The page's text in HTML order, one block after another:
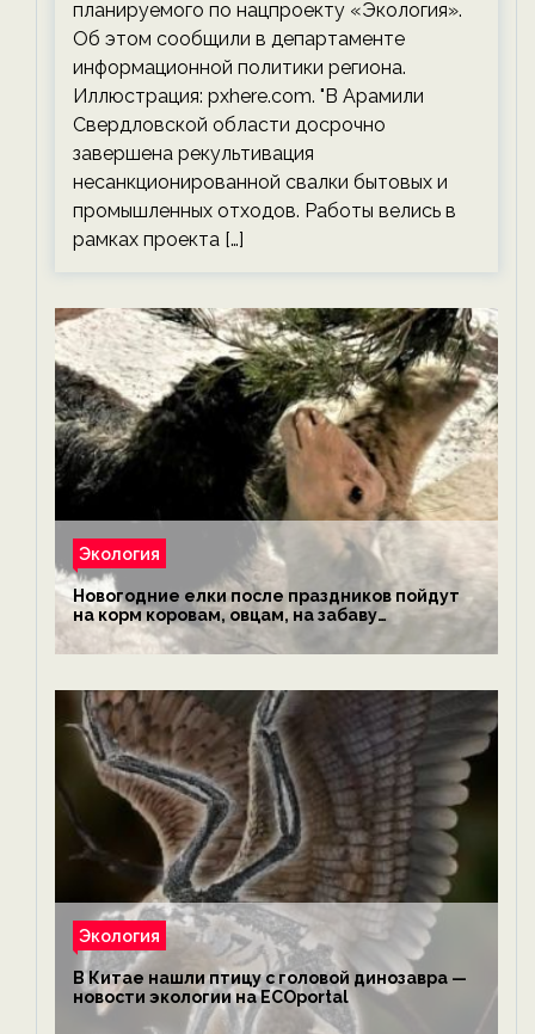
планируемого по нацпроекту «Экология».
Об этом сообщили в департаменте
информационной политики региона.
Иллюстрация: pxhere.com. "В Арамили
Свердловской области досрочно
завершена рекультивация
несанкционированной свалки бытовых и
промышленных отходов. Работы велись в
рамках проекта […]
Экология
Новогодние елки после праздников пойдут
на корм коровам, овцам, на забаву
обезьянам, львам и леопардам — новости
экологии на ECOportal
Экология
В Китае нашли птицу с головой динозавра —
новости экологии на ECOportal